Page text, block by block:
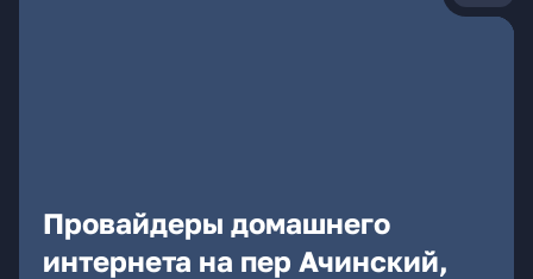
Провайдеры домашнего
интернета на пер Ачинский,